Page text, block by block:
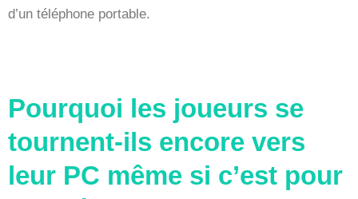
d’un téléphone portable.
Pourquoi les joueurs se
tournent-ils encore vers
leur PC même si c’est pour